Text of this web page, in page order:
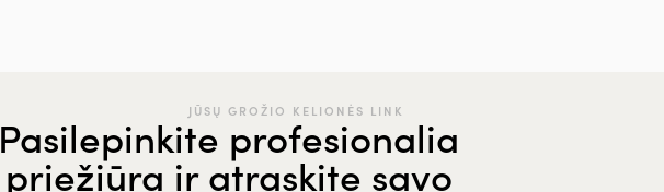
JŪSŲ GROŽIO KELIONĖS LINK
Pasilepinkite profesionalia
priežiūra ir atraskite savo